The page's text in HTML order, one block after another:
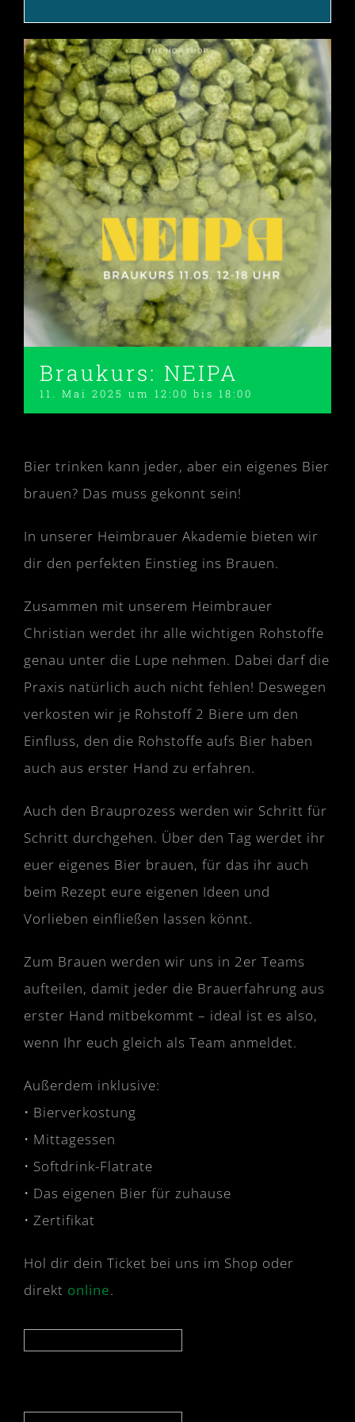
Braukurs: NEIPA
11. Mai 2025 um 12:00 bis 18:00
Bier trinken kann jeder, aber ein eigenes Bier
brauen? Das muss gekonnt sein!
In unserer Heimbrauer Akademie bieten wir
dir den perfekten Einstieg ins Brauen.
Zusammen mit unserem Heimbrauer
Christian werdet ihr alle wichtigen Rohstoffe
genau unter die Lupe nehmen. Dabei darf die
Praxis natürlich auch nicht fehlen! Deswegen
verkosten wir je Rohstoff 2 Biere um den
Einfluss, den die Rohstoffe aufs Bier haben
auch aus erster Hand zu erfahren.
Auch den Brauprozess werden wir Schritt für
Schritt durchgehen. Über den Tag werdet ihr
euer eigenes Bier brauen, für das ihr auch
beim Rezept eure eigenen Ideen und
Vorlieben einfließen lassen könnt.
Zum Brauen werden wir uns in 2er Teams
aufteilen, damit jeder die Brauerfahrung aus
erster Hand mitbekommt – ideal ist es also,
wenn Ihr euch gleich als Team anmeldet.
Außerdem inklusive:
• Bierverkostung
• Mittagessen
• Softdrink-Flatrate
• Das eigenen Bier für zuhause
• Zertifikat
Hol dir dein Ticket bei uns im Shop oder
direkt online.